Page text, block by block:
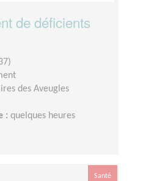
de déficients
des Aveugles
: quelques heures
Santé